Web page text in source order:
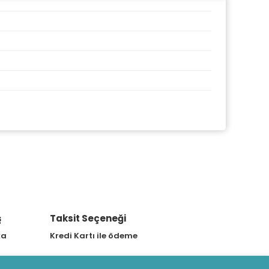
Taksit Seçeneği
Kredi Kartı ile ödeme